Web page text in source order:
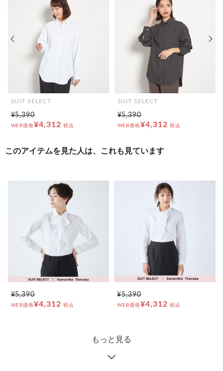
SUIT SELECT
¥5,390
WEB価格¥4,312 税込
SUIT SELECT
¥5,390
WEB価格¥4,312 税込
前の画像
このアイテムを見た人は、これも見ています
¥5,390
WEB価格¥4,312 税込
¥5,390
WEB価格¥4,312 税込
もっと見る